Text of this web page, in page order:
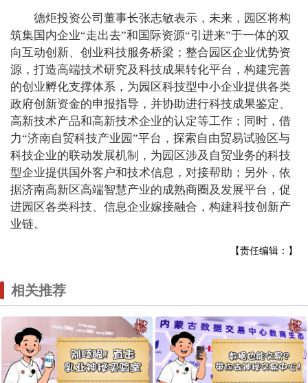
德炬投资公司董事长张志敏表示，未来，园区将构
筑集国内企业“走出去”和国际资源“引进来”于一体的双
向互动创新、创业科技服务桥梁；整合园区企业优势资
源，打造高端技术研究及科技成果转化平台，构建完善
的创业孵化支撑体系，为园区科技型中小企业提供各类
政府创新资金的申报指导，并协助进行科技成果鉴定、
高新技术产品和高新技术企业的认定等工作；同时，借
力“济南自贸科技产业园”平台，探索自由贸易试验区与
科技企业的联动发展机制，为园区涉及自贸业务的科技
型企业提供国外客户和技术信息，对接帮助；另外，依
据济南高新区高端智慧产业的成熟商圈及发展平台，促
进园区各类科技、信息企业嫁接融合，构建科技创新产
业链。
【责任编辑：】
相关推荐